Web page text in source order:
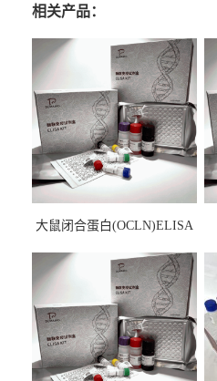
相关产品：
大鼠闭合蛋白(OCLN)ELISA